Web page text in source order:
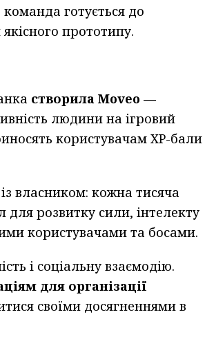
команда готується до
прототипу.
створила Moveo —
людини на ігровий
користувачам XP-бали
власником: кожна тисяча
для розвитку сили, інтелекту
користувачами та босами.
і соціальну взаємодію.
для організації
своїми досягненнями в